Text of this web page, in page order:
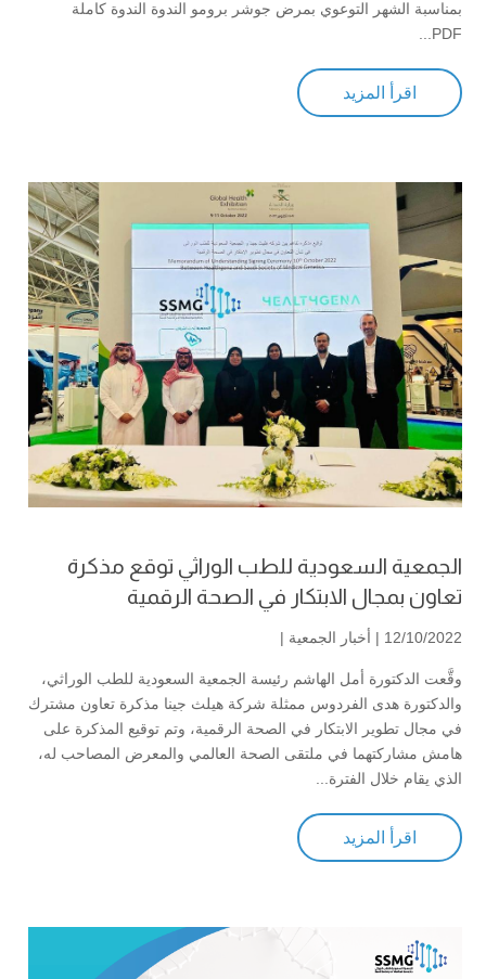
بمناسبة الشهر التوعوي بمرض جوشر برومو الندوة الندوة كاملة
PDF...
اقرأ المزيد
الجمعية السعودية للطب الوراثي توقع مذكرة
تعاون بمجال الابتكار في الصحة الرقمية
12/10/2022 | أخبار الجمعية |
وقَّعت الدكتورة أمل الهاشم رئيسة الجمعية السعودية للطب الوراثي،
والدكتورة هدى الفردوس ممثلة شركة هيلث جينا مذكرة تعاون مشترك
في مجال تطوير الابتكار في الصحة الرقمية، وتم توقيع المذكرة على
هامش مشاركتهما في ملتقى الصحة العالمي والمعرض المصاحب له،
الذي يقام خلال الفترة...
اقرأ المزيد